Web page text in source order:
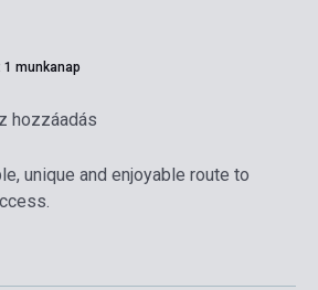
munkanap
hozzáadás
unique and enjoyable route to